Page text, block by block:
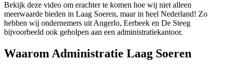
Bekijk deze video om erachter te komen hoe wij niet alleen
meerwaarde bieden in Laag Soeren, maar in heel Nederland! Zo
hebben wij ondernemers uit Angerlo, Eerbeek en De Steeg
bijvoorbeeld ook geholpen aan een administratiekantoor.
Waarom Administratie Laag Soeren